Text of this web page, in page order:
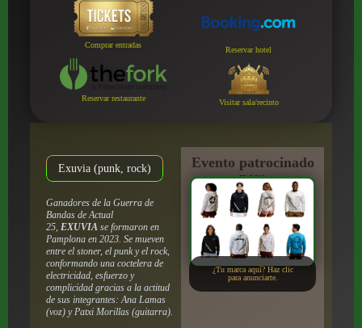
Comprar entradas
Reservar hotel
Reservar restaurante Visitar sala/recinto
Exuvia (punk, rock)
Ganadores de la Guerra de
Bandas de Actual
25, EXUVIAse formaron en
Pamplona en 2023. Se mueven
entre el stoner, el punk y el rock,
conformando una coctelera de
electricidad, esfuerzo y
complicidad gracias a la actitud
de sus integrantes: Ana Lamas
(voz) y Patxi Morillas (guitarra).
Evento patrocinado
por:
¿Tu marca aquí? Haz clic
para anunciarte.